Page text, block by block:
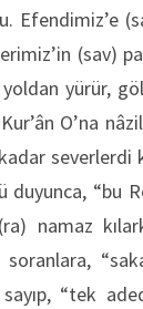
Efendimiz’e
(sav)
yoldan yürür,
O’na
duyunca,
namaz
sayıp, “tek